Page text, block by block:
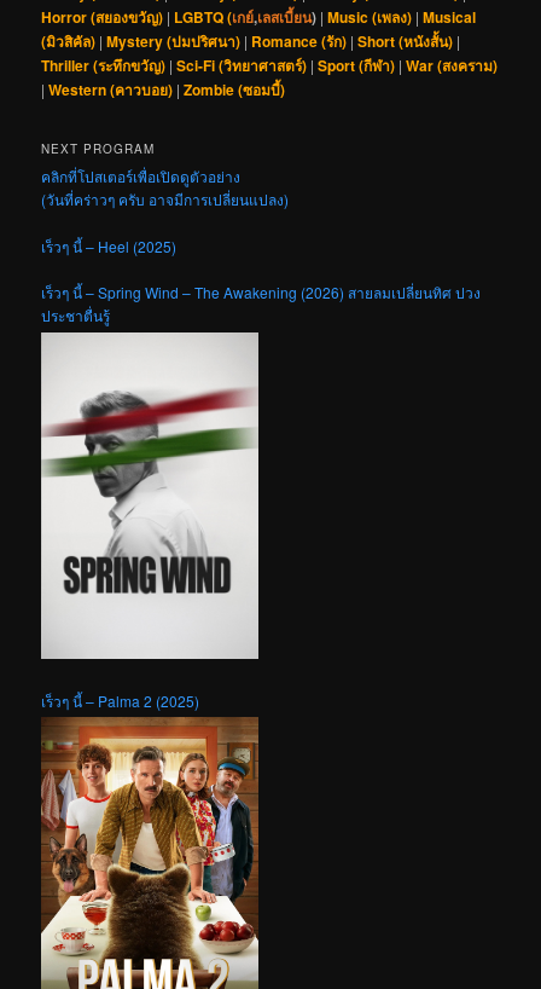
Horror (สยองขวัญ) | LGBTQ (เกย์,เลสเบี้ยน) |Music (เพลง) |Musical
(มิวสิคัล) |Mystery (ปมปริศนา) | Romance (รัก) |Short (หนังสั้น) |
Thriller (ระทึกขวัญ) |Sci-Fi (วิทยาศาสตร์) |Sport (กีฬา) |War (สงคราม)
|Western (คาวบอย) |Zombie (ซอมบี้)
NEXT PROGRAM
คลิกที่โปสเตอร์เพื่อเปิดดูตัวอย่าง
(วันที่คร่าวๆ ครับ อาจมีการเปลี่ยนแปลง)
เร็วๆ นี้ – Heel (2025)
เร็วๆ นี้ – Spring Wind – The Awakening (2026) สายลมเปลี่ยนทิศ ปวง
ประชาตื่นรู้
เร็วๆ นี้ – Palma 2 (2025)